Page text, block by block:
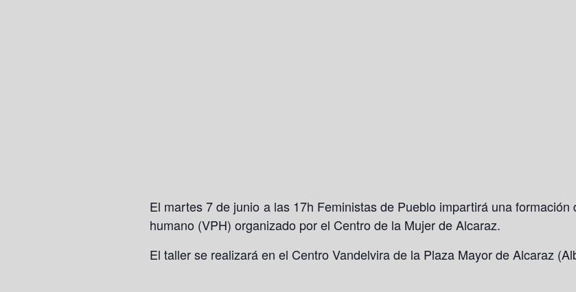
El martes 7 de junio a las 17h Feministas de Pueblo impartirá una
humano (VPH) organizado por el Centro de la Mujer de Alcaraz.
El taller se realizará en el Centro Vandelvira de la Plaza Mayor de Alcaraz